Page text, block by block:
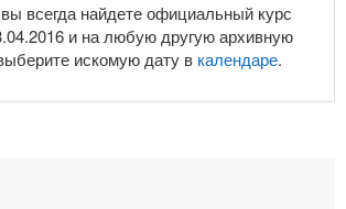
всегда найдете официальный курс
и на любую другую архивную
искомую дату в календаре.